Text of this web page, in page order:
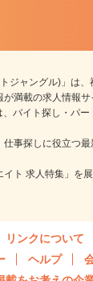
ジャングル)」は
満載の求人情報
、バイト探し・パ
事探しに役立つ
ト 求人特集」を
リンクについて
ヘルプ